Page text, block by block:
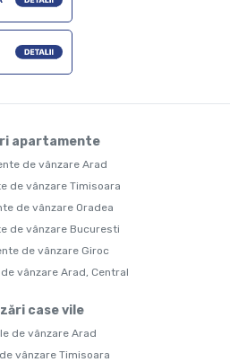
apartamente
de vânzare Arad
de vânzare Timisoara
de vânzare Oradea
de vânzare Bucuresti
de vânzare Giroc
vânzare Arad, Central
case vile
de vânzare Arad
vânzare Timisoara